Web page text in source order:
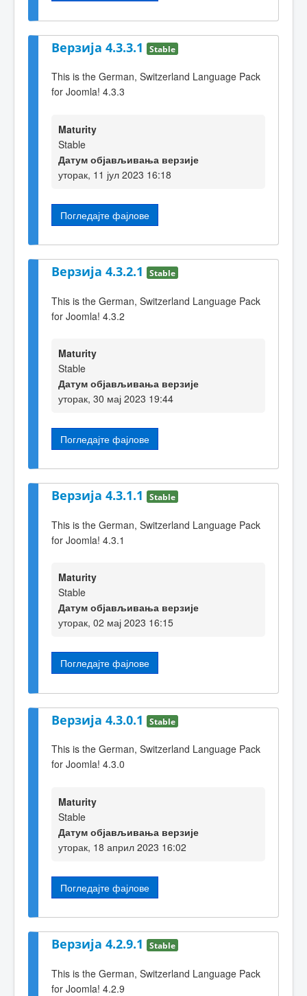
Верзија 4.3.3.1 Stable
This is the German, Switzerland Language Pack
for Joomla! 4.3.3
Maturity
Stable
Датум објављивања верзије
уторак, 11 јул 2023 16:18
Погледајте фајлове
Верзија 4.3.2.1 Stable
This is the German, Switzerland Language Pack
for Joomla! 4.3.2
Maturity
Stable
Датум објављивања верзије
уторак, 30 мај 2023 19:44
Погледајте фајлове
Верзија 4.3.1.1 Stable
This is the German, Switzerland Language Pack
for Joomla! 4.3.1
Maturity
Stable
Датум објављивања верзије
уторак, 02 мај 2023 16:15
Погледајте фајлове
Верзија 4.3.0.1 Stable
This is the German, Switzerland Language Pack
for Joomla! 4.3.0
Maturity
Stable
Датум објављивања верзије
уторак, 18 април 2023 16:02
Погледајте фајлове
Верзија 4.2.9.1 Stable
This is the German, Switzerland Language Pack
for Joomla! 4.2.9